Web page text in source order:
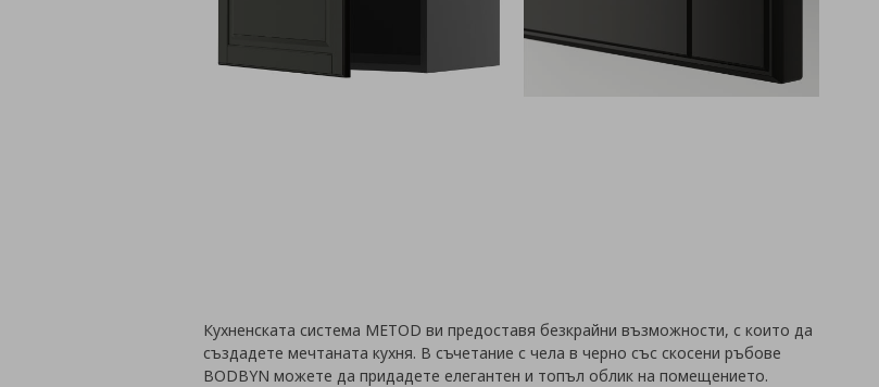
Кухненската система METOD ви предоставя безкрайни възможности, с които да
създадете мечтаната кухня. В съчетание с чела в черно със скосени ръбове
BODBYN можете да придадете елегантен и топъл облик на помещението.